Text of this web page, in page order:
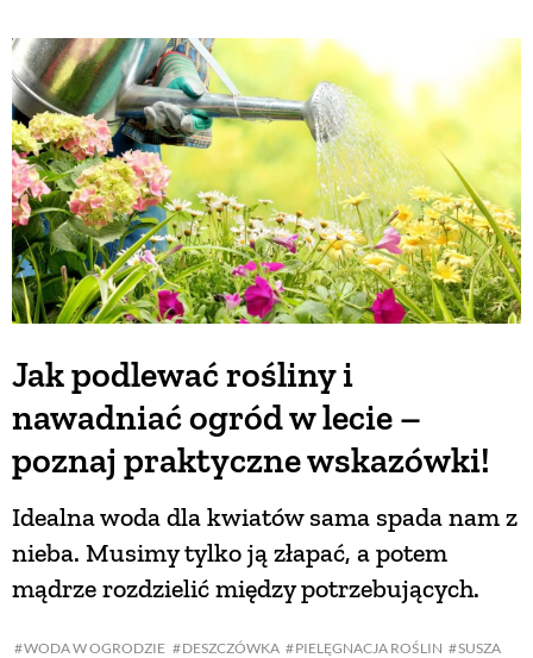
Jak podlewać rośliny i
nawadniać ogród w lecie –
poznaj praktyczne wskazówki!
WODA W OGRODZIE DESZCZÓWKA PIELĘGNACJA ROŚLIN
SUSZA
Idealna woda dla kwiatów sama spada nam z
nieba. Musimy tylko ją złapać, a potem
mądrze rozdzielić między potrzebujących.